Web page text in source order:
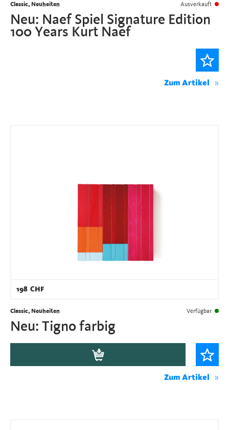
Classic, Neuheiten Ausverkauft
Neu: Naef Spiel Signature Edition
100 Years Kurt Naef
Zum Artikel
198 CHF
Classic, Neuheiten Verfügbar
Neu: Tigno farbig
Zum Artikel